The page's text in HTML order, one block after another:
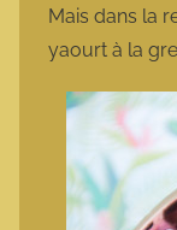
Mais dans la
yaourt à la